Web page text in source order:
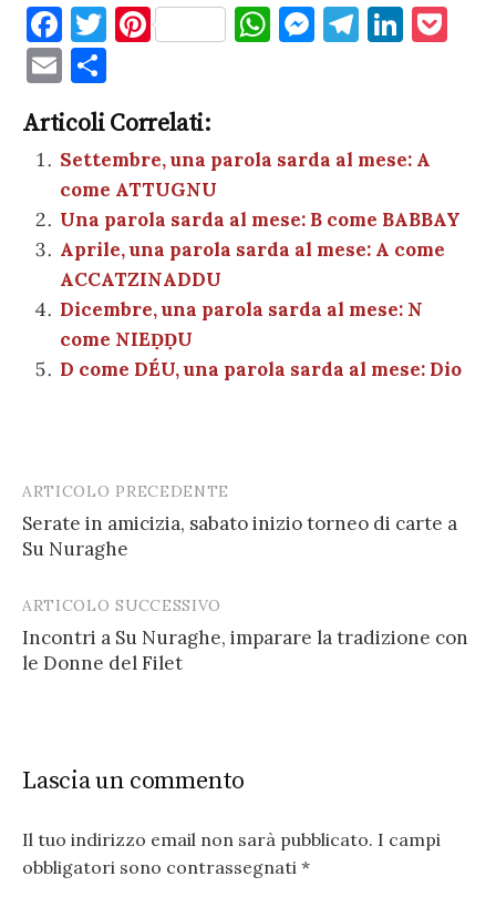
F
a
c
e
b
o
o
k
T
te
r
Pi
es
t
W
A
p
M
g
er
T
a
m
Li
dI
n
E
m
ai
l
n
di
vi
di
Articoli Correlati:
Settembre, una parola sarda al mese: A
come ATTUGNU
Una parola sarda al mese: B come BABBAY
Aprile, una parola sarda al mese: A come
ACCATZINADDU
Dicembre, una parola sarda al mese: N
come NIEḌḌU
D come DÉU, una parola sarda al mese: Dio
Post
navigation
ARTICOLO PRECEDENTE
Serate in amicizia, sabato inizio torneo di carte a
Su Nuraghe
ARTICOLO SUCCESSIVO
Incontri a Su Nuraghe, imparare la tradizione con
le Donne del Filet
Lascia un commento
Il tuo indirizzo email non sarà pubblicato. I campi
obbligatori sono contrassegnati *